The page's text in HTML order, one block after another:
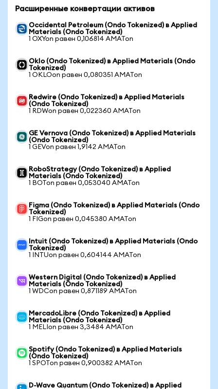
Расширенные конвертации активов
Occidental Petroleum (Ondo Tokenized) в Applied
Materials (Ondo Tokenized)
1 OXYon равен 0,106814 AMATon
Oklo (Ondo Tokenized) в Applied Materials (Ondo
Tokenized)
1 OKLOon равен 0,080351 AMATon
Redwire (Ondo Tokenized) в Applied Materials
(Ondo Tokenized)
1 RDWon равен 0,022360 AMATon
GE Vernova (Ondo Tokenized) в Applied Materials
(Ondo Tokenized)
1 GEVon равен 1,9142 AMATon
RoboStrategy (Ondo Tokenized) в Applied
Materials (Ondo Tokenized)
1 BOTon равен 0,053040 AMATon
Figma (Ondo Tokenized) в Applied Materials (Ondo
Tokenized)
1 FIGon равен 0,045380 AMATon
Intuit (Ondo Tokenized) в Applied Materials (Ondo
Tokenized)
1 INTUon равен 0,604144 AMATon
Western Digital (Ondo Tokenized) в Applied
Materials (Ondo Tokenized)
1 WDCon равен 0,871189 AMATon
MercadoLibre (Ondo Tokenized) в Applied
Materials (Ondo Tokenized)
1 MELIon равен 3,3484 AMATon
Spotify (Ondo Tokenized) в Applied Materials
(Ondo Tokenized)
1 SPOTon равен 0,900382 AMATon
D-Wave Quantum (Ondo Tokenized) в Applied